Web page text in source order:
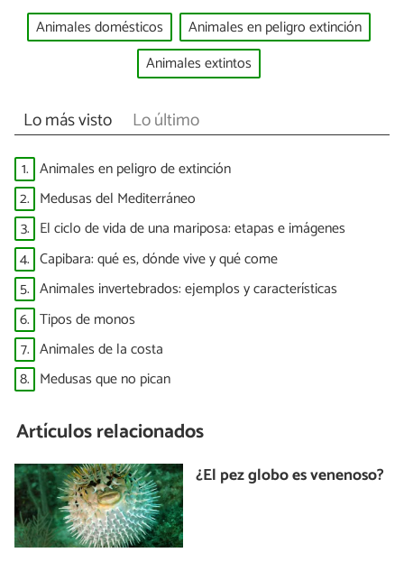
Animales domésticos
Animales en peligro extinción
Animales extintos
Lo más visto Lo último
1. Animales en peligro de extinción
2. Medusas del Mediterráneo
3. El ciclo de vida de una mariposa: etapas e imágenes
4. Capibara: qué es, dónde vive y qué come
5. Animales invertebrados: ejemplos y características
6. Tipos de monos
7. Animales de la costa
8. Medusas que no pican
Artículos relacionados
¿El pez globo es venenoso?